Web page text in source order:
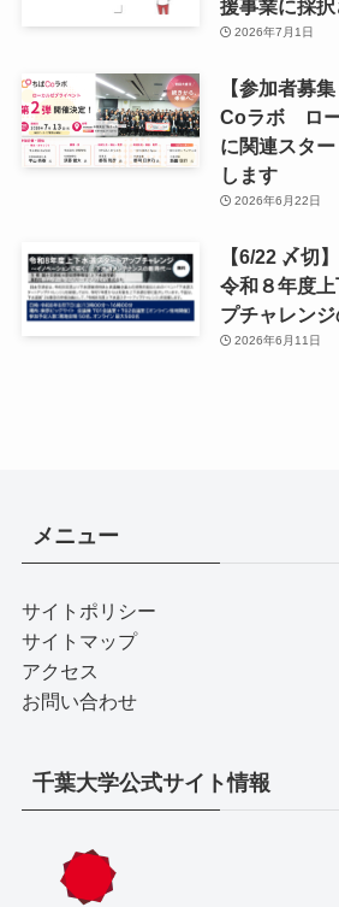
援事業に採
2026年7月1日
【参加者募
Coラボ ロー
に関連スタ
します
2026年6月22日
【6/22 〆
令和８年度
プチャレン
2026年6月11日
メニュー
サイトポリシー
サイトマップ
アクセス
お問い合わせ
千葉大学公式サイト情報